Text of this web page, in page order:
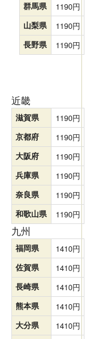
群馬県 1190
山梨県 1190
長野県 1190
近畿
滋賀県 1190
京都府 1190
大阪府 1190
兵庫県 1190
奈良県 1190
和歌山県 1190
九州
福岡県 1410
佐賀県 1410
長崎県 1410
熊本県 1410
大分県 1410